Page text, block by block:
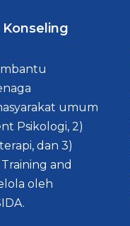
Konseling
umum
Psikologi, 2)
dan 3)
and
oleh